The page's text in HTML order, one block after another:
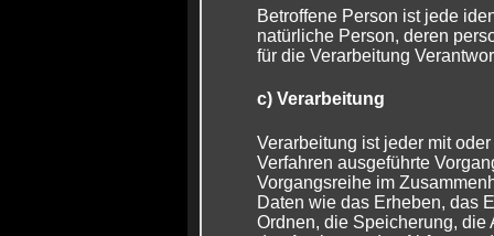
Betroffene Person ist jede
natürliche Person, deren
für die Verarbeitung
c) Verarbeitung
Verarbeitung ist jeder mit
Verfahren ausgeführte
Vorgangsreihe im
Daten wie das Erheben, das
Ordnen, die Speicherung, die